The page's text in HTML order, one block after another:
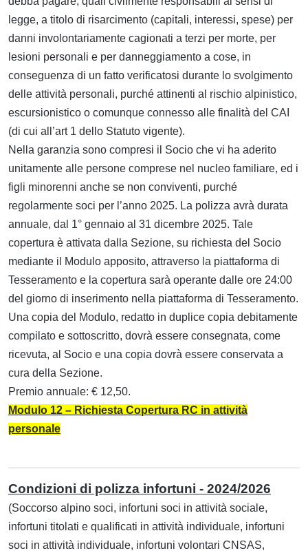
legge, a titolo di risarcimento (capitali, interessi, spese) per
danni involontariamente cagionati a terzi per morte, per
lesioni personali e per danneggiamento a cose, in
conseguenza di un fatto verificatosi durante lo svolgimento
delle attività personali, purché attinenti al rischio alpinistico,
escursionistico o comunque connesso alle finalità del CAI
(di cui all’art 1 dello Statuto vigente).
Nella garanzia sono compresi il Socio che vi ha aderito
unitamente alle persone comprese nel nucleo familiare, ed i
figli minorenni anche se non conviventi, purché
regolarmente soci per l’anno 2025. La polizza avrà durata
annuale, dal 1° gennaio al 31 dicembre 2025. Tale
copertura è attivata dalla Sezione, su richiesta del Socio
mediante il Modulo apposito, attraverso la piattaforma di
Tesseramento e la copertura sarà operante dalle ore 24:00
del giorno di inserimento nella piattaforma di Tesseramento.
Una copia del Modulo, redatto in duplice copia debitamente
compilato e sottoscritto, dovrà essere consegnata, come
ricevuta, al Socio e una copia dovrà essere conservata a
cura della Sezione.
Premio annuale: € 12,50.
Modulo 12 – Richiesta Copertura RC in attività
personale
Condizioni di polizza infortuni - 2024/2026
(Soccorso alpino soci, infortuni soci in attività sociale,
infortuni titolati e qualificati in attività individuale, infortuni
soci in attività individuale, infortuni volontari CNSAS,